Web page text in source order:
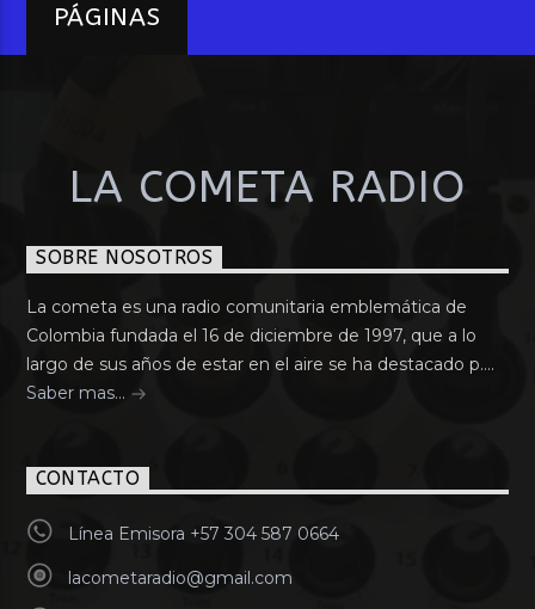
PÁGINAS
LA COMETA RADIO
SOBRE NOSOTROS
La cometa es una radio comunitaria emblemática de
Colombia fundada el 16 de diciembre de 1997, que a lo
largo de sus años de estar en el aire se ha destacado p....
Saber mas...
CONTACTO
Línea Emisora +57 304 587 0664
lacometaradio@gmail.com